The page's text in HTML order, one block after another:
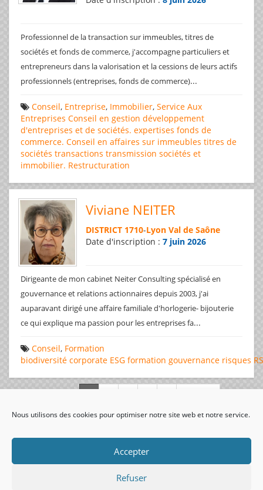
Nous utilisons des cookies pour optimiser notre site web et notre service.
Accepter
Refuser
Professionnel de la transaction sur immeubles, titres de
sociétés et fonds de commerce, j'accompagne particuliers et
entrepreneurs dans la valorisation et la cessions de leurs actifs
professionnels (entreprises, fonds de commerce)...
Conseil, Entreprise, Immobilier, Service Aux
Entreprises Conseil en gestion développement
d'entreprises et de sociétés. expertises fonds de
commerce. Conseil en affaires sur immeubles titres de
sociétés transactions transmission sociétés et
immobilier. Restructuration
Viviane NEITER
DISTRICT 1710-Lyon Val de Saône
Date d'inscription : 7 juin 2026
Dirigeante de mon cabinet Neiter Consulting spécialisé en
gouvernance et relations actionnaires depuis 2003, j'ai
auparavant dirigé une affaire familiale d'horlogerie- bijouterie
ce qui explique ma passion pour les entreprises fa...
Conseil, Formation
biodiversité corporate ESG formation gouvernance risques
visiteurs uniques: